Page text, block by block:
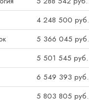
4 248 500 руб.
5 366 045 руб.
5 501 545 руб.
6 549 393 руб.
5 803 805 руб.